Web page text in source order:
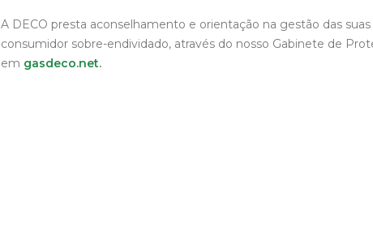
A DECO presta aconselhamento e orientação na gestão das
consumidor sobre-endividado, através do nosso Gabinete de
em gasdeco.net.